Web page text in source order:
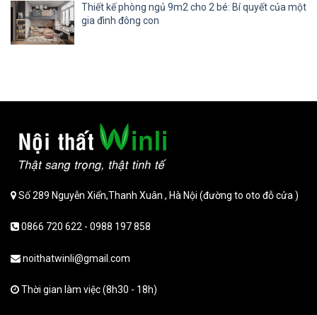
Thiết kế phòng ngủ 9m2 cho 2 bé: Bí quyết của một
gia đình đông con
Số 289 Nguyễn Xiển,Thanh Xuân , Hà Nội (đường to oto đỗ cửa )
0866 720 622 - 0988 197 858
noithatwinli@gmail.com
Thời gian làm việc (8h30 - 18h)